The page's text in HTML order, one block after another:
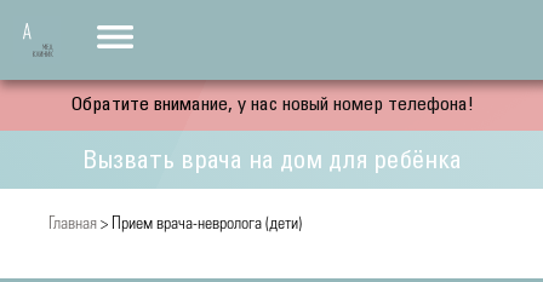
Обратите внимание, у нас новый номер телефона!
Вызвать врача на дом для ребёнка
Главная > Прием врача-невролога (дети)